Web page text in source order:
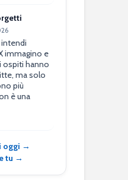
intendi
immagino e
ospiti hanno
ma solo
più
è una
oggi →
tu →